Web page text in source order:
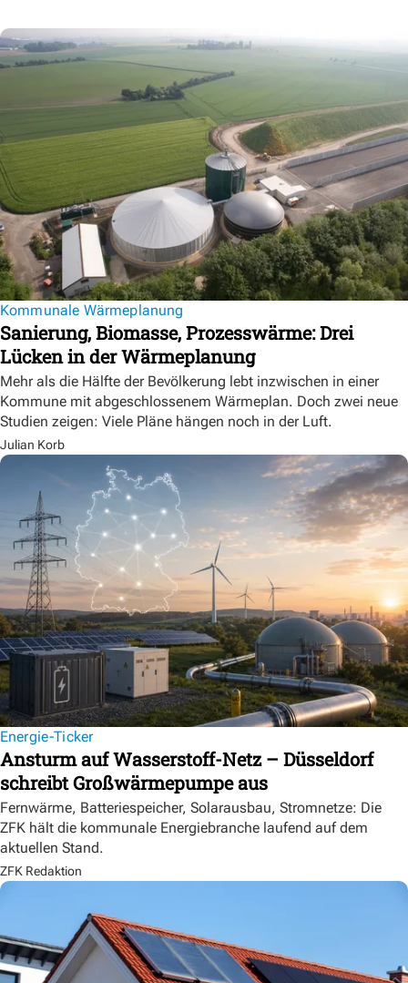
Kommunale Wärmeplanung
Sanierung, Biomasse, Prozesswärme: Drei
Lücken in der Wärmeplanung
Mehr als die Hälfte der Bevölkerung lebt inzwischen in einer
Kommune mit abgeschlossenem Wärmeplan. Doch zwei neue
Studien zeigen: Viele Pläne hängen noch in der Luft.
Julian Korb
Energie-Ticker
Ansturm auf Wasserstoff-Netz – Düsseldorf
schreibt Großwärmepumpe aus
Fernwärme, Batteriespeicher, Solarausbau, Stromnetze: Die
ZFK hält die kommunale Energiebranche laufend auf dem
aktuellen Stand.
ZFK Redaktion